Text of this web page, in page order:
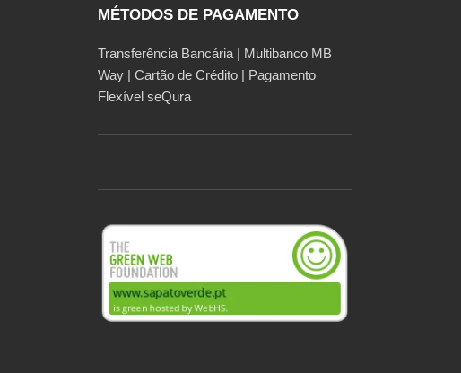
MÉTODOS DE PAGAMENTO
Transferência Bancária | Multibanco MB
Way | Cartão de Crédito | Pagamento
Flexível seQura